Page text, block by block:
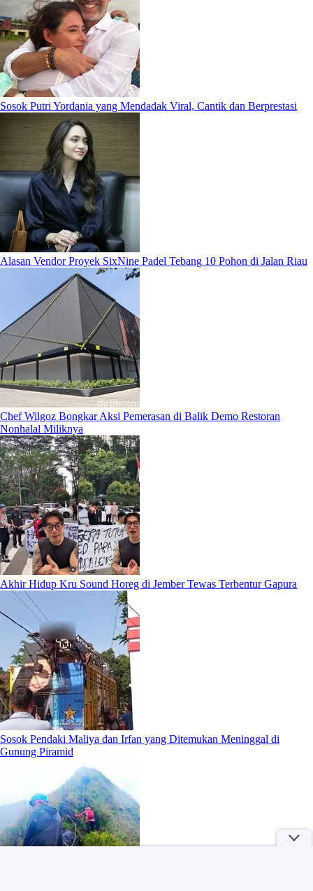
Sosok Putri Yordania yang Mendadak Viral, Cantik dan Berprestasi
Alasan Vendor Proyek SixNine Padel Tebang 10 Pohon di Jalan Riau
Chef Wilgoz Bongkar Aksi Pemerasan di Balik Demo Restoran
Nonhalal Miliknya
Akhir Hidup Kru Sound Horeg di Jember Tewas Terbentur Gapura
Sosok Pendaki Maliya dan Irfan yang Ditemukan Meninggal di
Gunung Piramid